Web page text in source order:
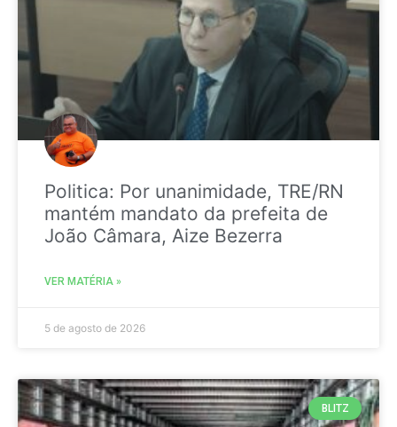
Politica: Por unanimidade, TRE/RN
mantém mandato da prefeita de
João Câmara, Aize Bezerra
VER MATÉRIA »
5 de agosto de 2026
BLITZ